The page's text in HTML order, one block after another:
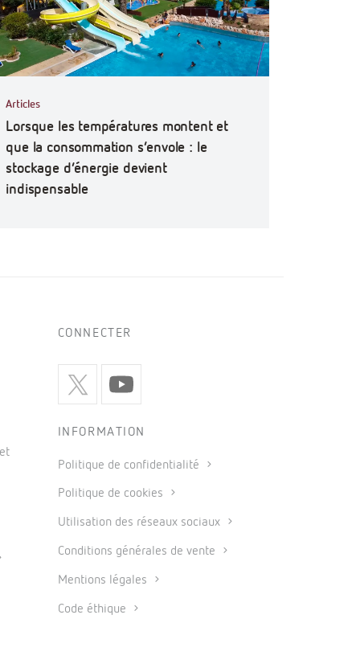
Articles
Lorsque les températures montent et
que la consommation s’envole : le
stockage d’énergie devient
indispensable
CONNECTER
INFORMATION
Politique de confidentialité
Politique de cookies
Utilisation des réseaux sociaux
Conditions générales de vente
Mentions légales
Code éthique